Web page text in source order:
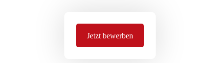
Jetzt bewerben